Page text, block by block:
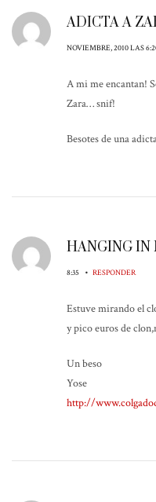
ADICTA A
NOVIEMBRE, 2010 LAS
A mi me encantan!
Zara… snif!
Besotes de una
HANGING IN
8:35 • RESPONDER
Estuve mirando el
y pico euros de
Un beso
Yose
http://